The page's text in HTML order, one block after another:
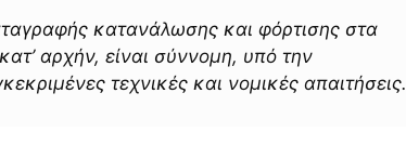
κατανάλωσης και φόρτισης στα
αρχήν, είναι σύννομη, υπό την
τεχνικές και νομικές απαιτήσεις.